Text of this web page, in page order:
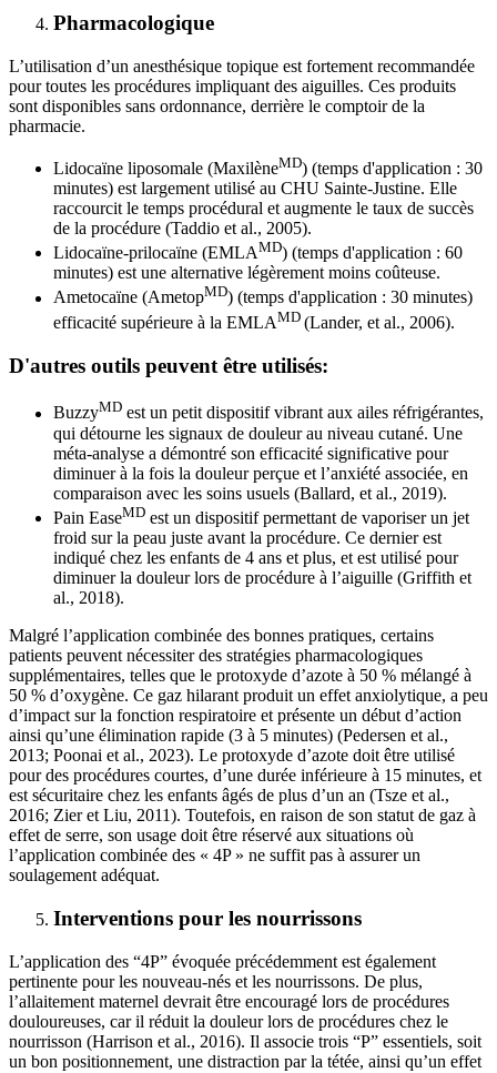
Pharmacologique
L’utilisation d’un anesthésique topique est fortement recommandée
pour toutes les procédures impliquant des aiguilles. Ces produits
sont disponibles sans ordonnance, derrière le comptoir de la
pharmacie.
Lidocaïne liposomale (MaxilèneMD) (temps d'application : 30
minutes) est largement utilisé au CHU Sainte-Justine. Elle
raccourcit le temps procédural et augmente le taux de succès
de la procédure (Taddio et al., 2005).
Lidocaïne-prilocaïne (EMLAMD) (temps d'application : 60
minutes) est une alternative légèrement moins coûteuse.
Ametocaïne (AmetopMD) (temps d'application : 30 minutes)
efficacité supérieure à la EMLAMD (Lander, et al., 2006).
D'autres outils peuvent être utilisés:
BuzzyMD est un petit dispositif vibrant aux ailes réfrigérantes,
qui détourne les signaux de douleur au niveau cutané. Une
méta-analyse a démontré son efficacité significative pour
diminuer à la fois la douleur perçue et l’anxiété associée, en
comparaison avec les soins usuels (Ballard, et al., 2019).
Pain EaseMD est un dispositif permettant de vaporiser un jet
froid sur la peau juste avant la procédure. Ce dernier est
indiqué chez les enfants de 4 ans et plus, et est utilisé pour
diminuer la douleur lors de procédure à l’aiguille (Griffith et
al., 2018).
Malgré l’application combinée des bonnes pratiques, certains
patients peuvent nécessiter des stratégies pharmacologiques
supplémentaires, telles que le protoxyde d’azote à 50 % mélangé à
50 % d’oxygène. Ce gaz hilarant produit un effet anxiolytique, a peu
d’impact sur la fonction respiratoire et présente un début d’action
ainsi qu’une élimination rapide (3 à 5 minutes) (Pedersen et al.,
2013; Poonai et al., 2023). Le protoxyde d’azote doit être utilisé
pour des procédures courtes, d’une durée inférieure à 15 minutes, et
est sécuritaire chez les enfants âgés de plus d’un an (Tsze et al.,
2016; Zier et Liu, 2011). Toutefois, en raison de son statut de gaz à
effet de serre, son usage doit être réservé aux situations où
l’application combinée des « 4P » ne suffit pas à assurer un
soulagement adéquat.
Interventions pour les nourrissons
L’application des “4P” évoquée précédemment est également
pertinente pour les nouveau-nés et les nourrissons. De plus,
l’allaitement maternel devrait être encouragé lors de procédures
douloureuses, car il réduit la douleur lors de procédures chez le
nourrisson (Harrison et al., 2016). Il associe trois “P” essentiels, soit
un bon positionnement, une distraction par la tétée, ainsi qu’un effet